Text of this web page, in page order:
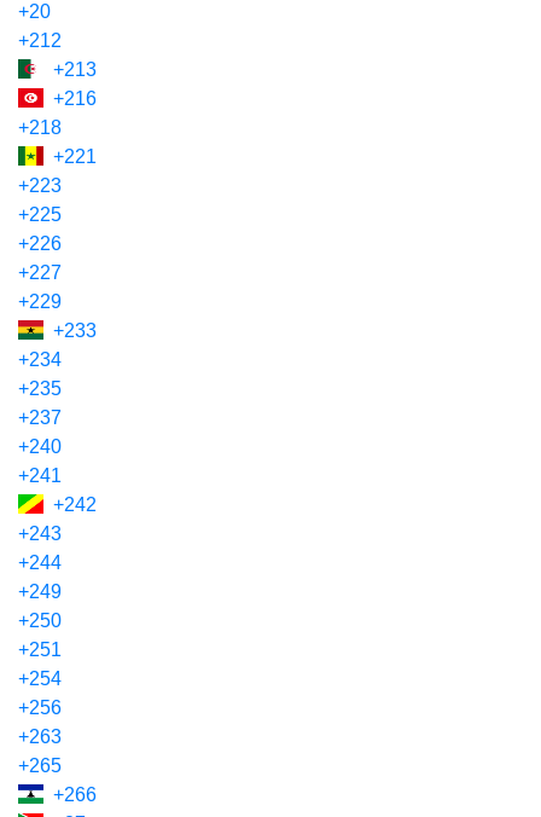
+20
+212
+213
+216
+218
+221
+223
+225
+226
+227
+229
+233
+234
+235
+237
+240
+241
+242
+243
+244
+249
+250
+251
+254
+256
+263
+265
+266